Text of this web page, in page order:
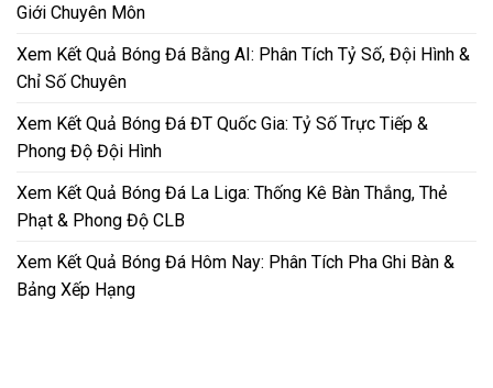
Giới Chuyên Môn
Xem Kết Quả Bóng Đá Bằng AI: Phân Tích Tỷ Số, Đội Hình &
Chỉ Số Chuyên
Xem Kết Quả Bóng Đá ĐT Quốc Gia: Tỷ Số Trực Tiếp &
Phong Độ Đội Hình
Xem Kết Quả Bóng Đá La Liga: Thống Kê Bàn Thắng, Thẻ
Phạt & Phong Độ CLB
Xem Kết Quả Bóng Đá Hôm Nay: Phân Tích Pha Ghi Bàn &
Bảng Xếp Hạng